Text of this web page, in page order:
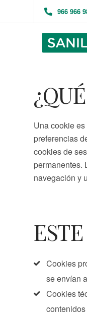
966 966
Una cookie
preferencias
cookies de
permanentes.
navegación y
Cookies
se envían
Cookies